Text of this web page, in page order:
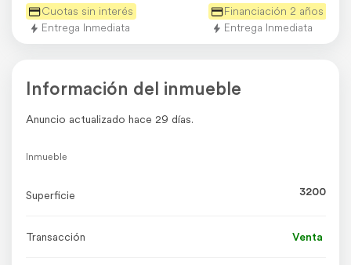
Cuotas sin interés
Entrega Inmediata
Financiación 2 años
Entrega Inmediata
Información del inmueble
Anuncio actualizado hace 29 días.
Inmueble
Superficie 3200
Transacción Venta